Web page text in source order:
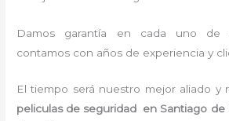
Damos garantía en cada uno de
contamos con años de experiencia y
El tiempo será nuestro mejor aliado y
peliculas de seguridad en Santiago de